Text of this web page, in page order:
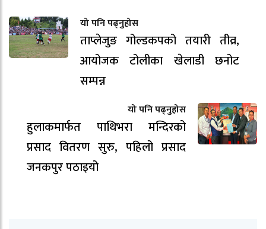
यो पनि पढ्नुहोस
ताप्लेजुङ गोल्डकपको तयारी तीव्र,
आयोजक टोलीका खेलाडी छनोट
सम्पन्न
यो पनि पढ्नुहोस
हुलाकमार्फत पाथिभरा मन्दिरको
प्रसाद वितरण सुरु, पहिलो प्रसाद
जनकपुर पठाइयो